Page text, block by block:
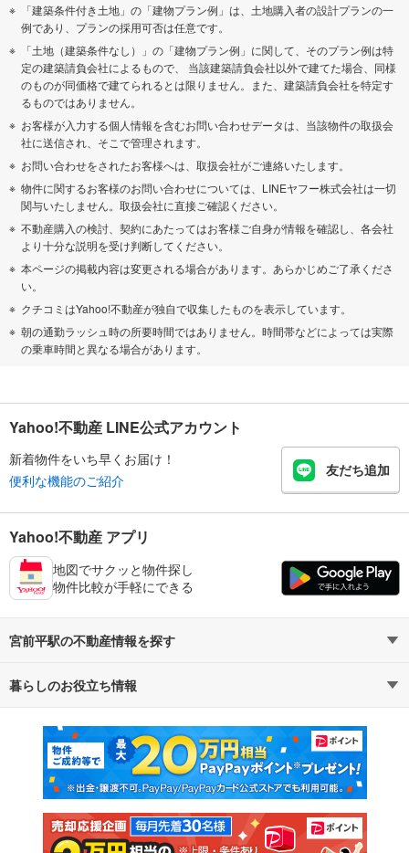
「建築条件付き土地」の「建物プラン例」は、土地購入者の設計プランの一
例であり、プランの採用可否は任意です。
「土地（建築条件なし）」の「建物プラン例」に関して、そのプラン例は特
定の建築請負会社によるもので、 当該建築請負会社以外で建てた場合、同様
のものが同価格で建てられるとは限りません。また、建築請負会社を特定す
るものではありません。
お客様が入力する個人情報を含むお問い合わせデータは、当該物件の取扱会
社に送信され、そこで管理されます。
お問い合わせをされたお客様へは、取扱会社がご連絡いたします。
物件に関するお客様のお問い合わせについては、LINEヤフー株式会社は一切
関与いたしません。取扱会社に直接ご確認ください。
不動産購入の検討、契約にあたってはお客様ご自身が情報を確認し、各会社
より十分な説明を受け判断してください。
本ページの掲載内容は変更される場合があります。あらかじめご了承くださ
い。
クチコミはYahoo!不動産が独自で収集したものを表示しています。
朝の通勤ラッシュ時の所要時間ではありません。時間帯などによっては実際
の乗車時間と異なる場合があります。
Yahoo!不動産 LINE公式アカウント
新着物件をいち早くお届け！
便利な機能のご紹介
友だち追加
Yahoo!不動産 アプリ
地図でサクッと物件探し
物件比較が手軽にできる
宮前平駅の不動産情報を探す
不動産・住宅
新築マンション 中古マンション
新築一戸建て 中古一戸建て
注文住宅 土地
暮らしのお役立ち情報
マンションカタログ 教えて！住まいの先生